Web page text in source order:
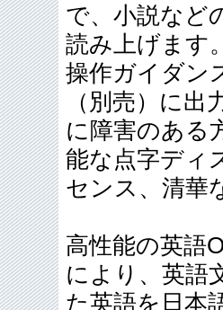
で、小説など
読み上げます
操作ガイダン
（別売）に
に障害のある
能な点字ディ
センス、清華
高性能の英語
により、英語
た英語を日本